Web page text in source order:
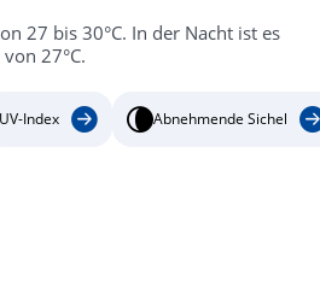
27 bis 30°C. In der Nacht ist es
27°C.
UV-Index Abnehmende Sichel